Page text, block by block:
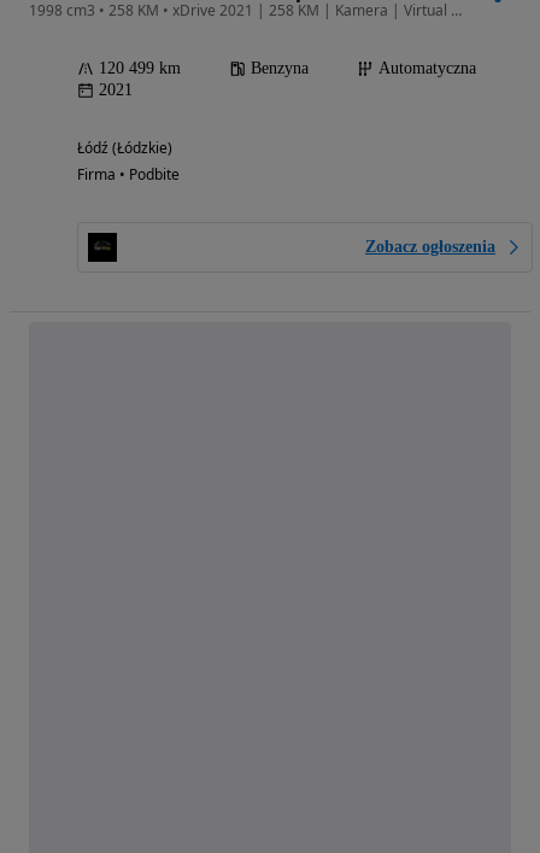
1998 cm3 • 258 KM • xDrive 2021 | 258 KM | Kamera | Virtual Cockpit | LED
120 499 km Benzyna
Automatyczna
2021
Łódź (Łódzkie)
Firma • Podbite
Zobacz ogłoszenia